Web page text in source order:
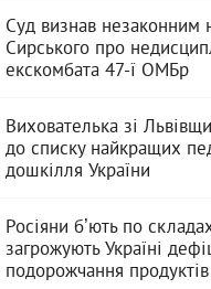
Суд визнав незаконним
Сирського про
екскомбата 47-ї ОМБр
Вихователька зі
до списку найкращих
дошкілля України
Росіяни бʼють по
загрожують Україні
подорожчання продуктів